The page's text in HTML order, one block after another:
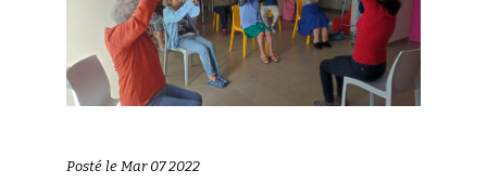
Posté le Mar 07 2022